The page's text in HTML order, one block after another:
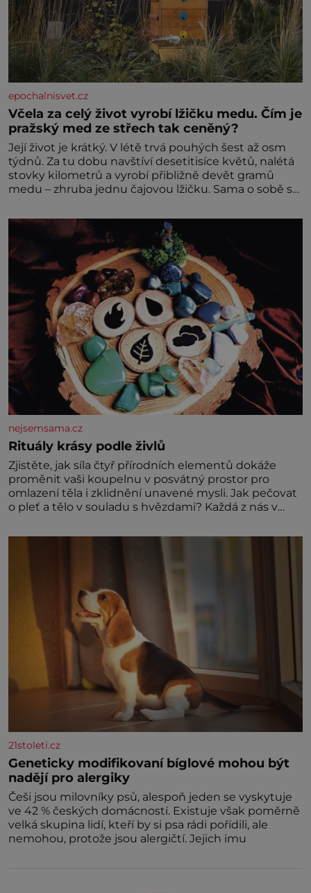
epochalnisvet.cz
Včela za celý život vyrobí lžičku medu. Čím je
pražský med ze střech tak ceněný?
Její život je krátký. V létě trvá pouhých šest až osm
týdnů. Za tu dobu navštíví desetitisíce květů, nalétá
stovky kilometrů a vyrobí přibližně devět gramů
medu – zhruba jednu čajovou lžičku. Sama o sobě se
dalšími desítkami tisíc příslušnic svého včelstva,
vznikne jeden z nejdokonalejších organismů
nejsemsama.cz
Rituály krásy podle živlů
Zjistěte, jak síla čtyř přírodních elementů dokáže
proměnit vaši koupelnu v posvátný prostor pro
omlazení těla i zklidnění unavené mysli. Jak pečovat
o pleť a tělo v souladu s hvězdami? Každá z nás v
naší povaze, ale i v potřebách naší pokožky. Ohnivá
znamení Ženy narozené ve znamení Berana, Lva a
Střelce v sobě nesou žár, odvahu a neutuchající elán.
21stoleti.cz
Geneticky modifikovaní bíglové mohou být
nadějí pro alergiky
Češi jsou milovníky psů, alespoň jeden se vyskytuje
ve 42 % českých domácností. Existuje však poměrně
velká skupina lidí, kteří by si psa rádi pořídili, ale
nemohou, protože jsou alergičtí. Jejich imu